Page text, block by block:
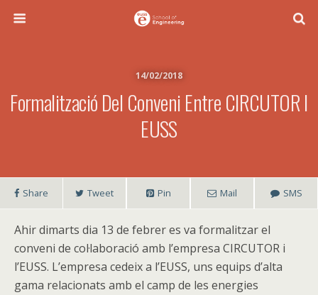
14/02/2018
Formalització Del Conveni Entre CIRCUTOR I
EUSS
Share Tweet Pin Mail SMS
Ahir dimarts dia 13 de febrer es va formalitzar el
conveni de col·laboració amb l’empresa CIRCUTOR i
l’EUSS. L’empresa cedeix a l’EUSS, uns equips d’alta
gama relacionats amb el camp de les energies